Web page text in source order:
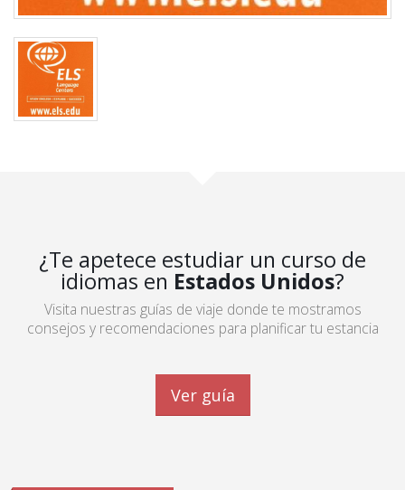
¿Te apetece estudiar un curso de
idiomas en Estados Unidos?
Visita nuestras guías de viaje donde te mostramos
consejos y recomendaciones para planificar tu estancia
Ver guía